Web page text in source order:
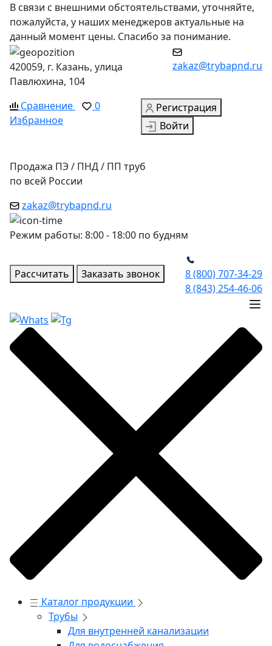
В связи с внешними обстоятельствами, уточняйте,
пожалуйста, у наших менеджеров актуальные на
данный момент цены. Спасибо за понимание.
420059, г. Казань, улица
Павлюхина, 104
zakaz@trybapnd.ru
Сравнение
0
Избранное
Регистрация
Войти
Продажа ПЭ / ПНД / ПП труб
по всей России
zakaz@trybapnd.ru
Режим работы: 8:00 - 18:00 по будням
Рассчитать Заказать звонок
8 (800) 707-34-29
8 (843) 254-46-06
Каталог продукции
Трубы
Для внутренней канализации